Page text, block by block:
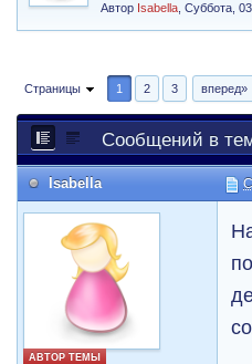
Автор Isabella ,Суббота,
Страницы 1 2 3 вперед»
Сообщений в
Isabella
АВТОР ТЕМЫ